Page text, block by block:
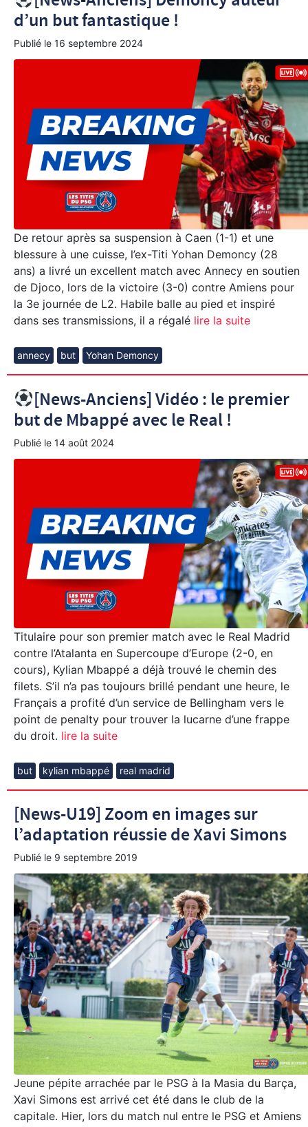
d’un but fantastique !
Publié le 16 septembre 2024
De retour après sa suspension à Caen (1-1) et une
blessure à une cuisse, l’ex-Titi Yohan Demoncy (28
ans) a livré un excellent match avec Annecy en soutien
de Djoco, lors de la victoire (3-0) contre Amiens pour
la 3e journée de L2. Habile balle au pied et inspiré
dans ses transmissions, il a régalé lire la suite
annecy but Yohan Demoncy
[News-Anciens] Vidéo : le premier
but de Mbappé avec le Real !
Publié le 14 août 2024
Titulaire pour son premier match avec le Real Madrid
contre l’Atalanta en Supercoupe d’Europe (2-0, en
cours), Kylian Mbappé a déjà trouvé le chemin des
filets. S’il n’a pas toujours brillé pendant une heure, le
Français a profité d’un service de Bellingham vers le
point de penalty pour trouver la lucarne d’une frappe
du droit. lire la suite
but kylian mbappé real madrid
[News-U19] Zoom en images sur
l’adaptation réussie de Xavi Simons
Publié le 9 septembre 2019
Jeune pépite arrachée par le PSG à la Masia du Barça,
Xavi Simons est arrivé cet été dans le club de la
capitale. Hier, lors du match nul entre le PSG et Amiens